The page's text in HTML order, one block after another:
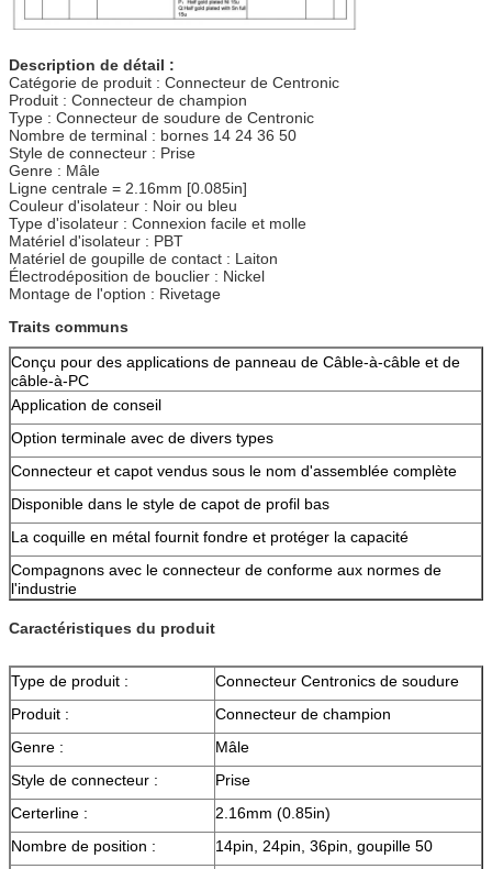
Description de détail :
Catégorie de produit : Connecteur de Centronic
Produit : Connecteur de champion
Type : Connecteur de soudure de Centronic
Nombre de terminal : bornes 14 24 36 50
Style de connecteur : Prise
Genre : Mâle
Ligne centrale = 2.16mm [0.085in]
Couleur d'isolateur : Noir ou bleu
Type d'isolateur : Connexion facile et molle
Matériel d'isolateur : PBT
Matériel de goupille de contact : Laiton
Électrodéposition de bouclier : Nickel
Montage de l'option : Rivetage
Traits communs
Conçu pour des applications de panneau de Câble-à-câble et de
câble-à-PC
Application de conseil
Option terminale avec de divers types
Connecteur et capot vendus sous le nom d'assemblée complète
Disponible dans le style de capot de profil bas
La coquille en métal fournit fondre et protéger la capacité
Compagnons avec le connecteur de conforme aux normes de
l'industrie
Caractéristiques du produit
Type de produit :
Connecteur Centronics de soudure
Produit :
Connecteur de champion
Genre :
Mâle
Style de connecteur :
Prise
Certerline :
2.16mm (0.85in)
Nombre de position :
14pin, 24pin, 36pin, goupille 50